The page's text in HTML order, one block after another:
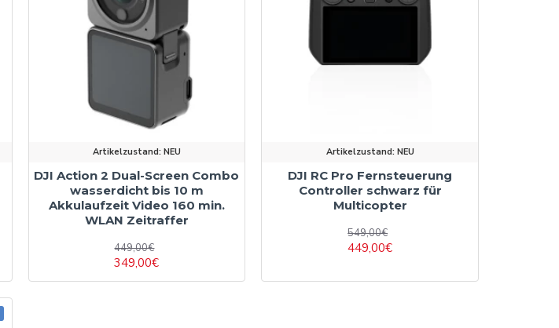
Artikelzustand: NEU
DJI Action 2 Dual-Screen Combo
wasserdicht bis 10 m
Akkulaufzeit Video 160 min.
WLAN Zeitraffer
349,00€
449,00€
Artikelzustand: NEU
DJI RC Pro Fernsteuerung
Controller schwarz für
Multicopter
449,00€
549,00€